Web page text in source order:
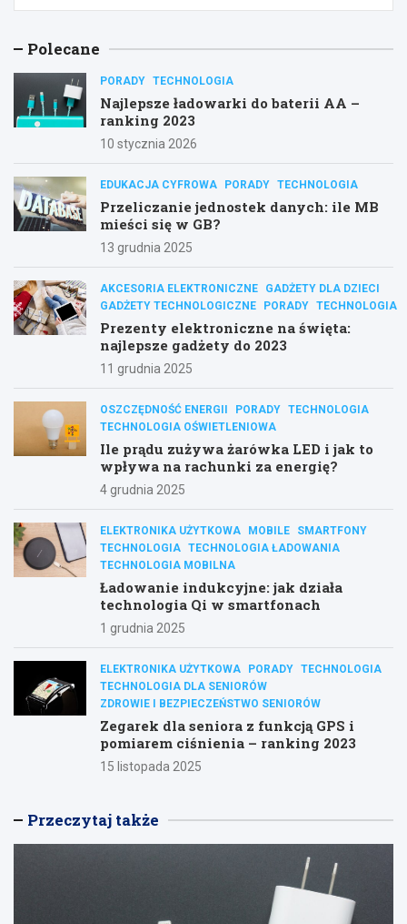
Polecane
PORADY TECHNOLOGIA
Najlepsze ładowarki do baterii AA –
ranking 2023
10 stycznia 2026
EDUKACJA CYFROWA PORADY TECHNOLOGIA
Przeliczanie jednostek danych: ile MB
mieści się w GB?
13 grudnia 2025
AKCESORIA ELEKTRONICZNE
GADŻETY DLA DZIECI
GADŻETY TECHNOLOGICZNE
PORADY TECHNOLOGIA
Prezenty elektroniczne na święta:
najlepsze gadżety do 2023
11 grudnia 2025
OSZCZĘDNOŚĆ ENERGII PORADY TECHNOLOGIA
TECHNOLOGIA OŚWIETLENIOWA
Ile prądu zużywa żarówka LED i jak to
wpływa na rachunki za energię?
4 grudnia 2025
ELEKTRONIKA UŻYTKOWA MOBILE
SMARTFONY
TECHNOLOGIA TECHNOLOGIA ŁADOWANIA
TECHNOLOGIA MOBILNA
Ładowanie indukcyjne: jak działa
technologia Qi w smartfonach
1 grudnia 2025
ELEKTRONIKA UŻYTKOWA PORADY TECHNOLOGIA
TECHNOLOGIA DLA SENIORÓW
ZDROWIE I BEZPIECZEŃSTWO SENIORÓW
Zegarek dla seniora z funkcją GPS i
pomiarem ciśnienia – ranking 2023
15 listopada 2025
Przeczytaj także